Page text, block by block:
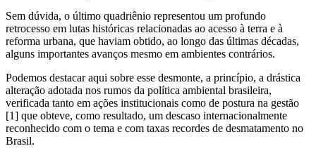
Sem dúvida, o último quadriênio representou um profundo
retrocesso em lutas históricas relacionadas ao acesso à terra e à
reforma urbana, que haviam obtido, ao longo das últimas décadas,
alguns importantes avanços mesmo em ambientes contrários.
Podemos destacar aqui sobre esse desmonte, a princípio, a drástica
alteração adotada nos rumos da política ambiental brasileira,
verificada tanto em ações institucionais como de postura na gestão
[1] que obteve, como resultado, um descaso internacionalmente
reconhecido com o tema e com taxas recordes de desmatamento no
Brasil.